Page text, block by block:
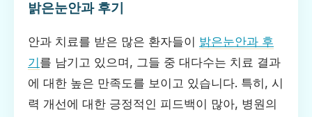
밝은눈안과 후기
안과 치료를 받은 많은 환자들이 밝은눈안과 후
기 를 남기고 있으며, 그들 중 대다수는 치료 결과
에 대한 높은 만족도를 보이고 있습니다. 특히, 시
력 개선에 대한 긍정적인 피드백이 많아, 병원의